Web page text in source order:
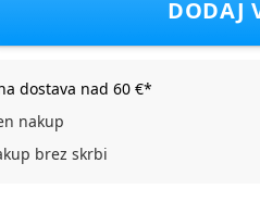
DODAJ
dostava nad 60 €*
nakup
brez skrbi